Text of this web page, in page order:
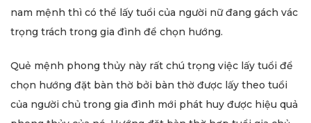
nam mệnh thì có thể lấy tuổi của người nữ đang gách vác
trọng trách trong gia đình để chọn hướng.
Quẻ mệnh phong thủy này rất chú trọng việc lấy tuổi để
chọn hướng đặt bàn thờ bởi bàn thờ được lấy theo tuổi
của người chủ trong gia đình mới phát huy được hiệu quả